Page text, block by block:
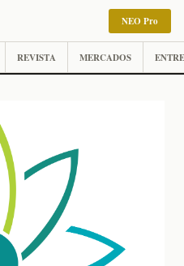
NEO Pro
REVISTA MERCADOS